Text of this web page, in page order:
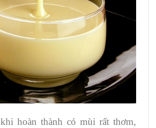
khi hoàn thành có mùi rất thơm,